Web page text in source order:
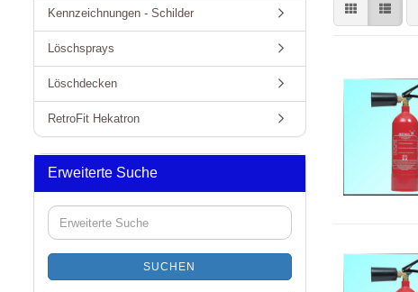
Kennzeichnungen - Schilder
Löschsprays
Löschdecken
RetroFit Hekatron
Erweiterte Suche
Erweiterte
Suche
SUCHEN